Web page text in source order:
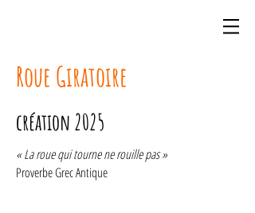
Roue Giratoire
création 2025
« La roue qui tourne ne rouille pas »
Proverbe Grec Antique